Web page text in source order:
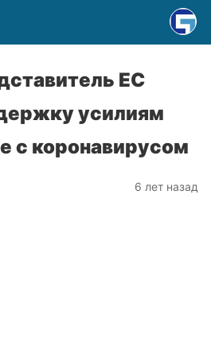
ЕС
усилиям
с коронавирусом
6 лет назад